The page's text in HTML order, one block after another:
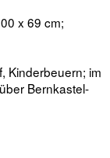
x 69 cm;
Kinderbeuern; im
Bernkastel-